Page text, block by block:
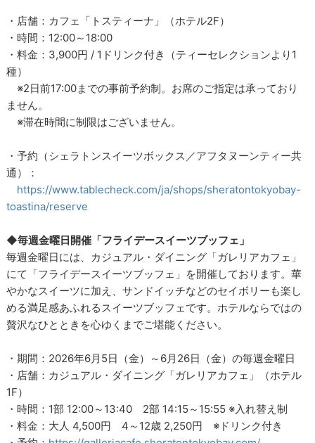
・店舗：カフェ「トスティーナ」（ホテル2F）
・時間：12:00～18:00
・料金：3,900円 / 1ドリンク付き（ティーセレクションより1
種）
※2日前17:00までの事前予約制。お席のご指定は承っており
ません。
※滞在時間に制限はございません。
・予約（シェラトンスイーツボックス／アフタヌーンティー共
通）：
https://www.tablecheck.com/ja/shops/sheratontokyobay-
toastina/reserve
◆毎週金曜日開催「フライデースイーツブッフェ」
毎週金曜日には、カジュアル・ダイニング「ガレリアカフェ」
にて「フライデースイーツブッフェ」を開催しております。華
やかなスイーツに加え、サンドイッチなどのセイボリーも楽し
める満足感あふれるスイーツブッフェです。ホテルならではの
贅沢なひとときを心ゆくまでご堪能ください。
・期間：2026年6月5日（金）～6月26日（金）の毎週金曜日
・店舗：カジュアル・ダイニング「ガレリアカフェ」（ホテル
1F）
・時間：1部 12:00～13:40 2部 14:15～15:55 ※入れ替え制
・料金：大人 4,500円 4～12歳 2,250円 ※ドリンク付き